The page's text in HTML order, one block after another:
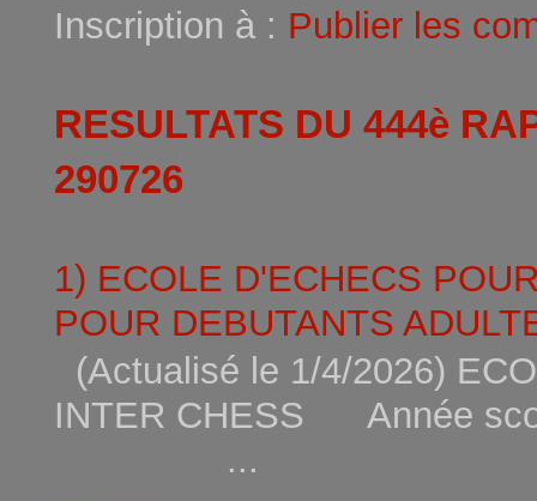
Inscription à : Publier les
RESULTATS DU 444è
290726
1) ECOLE D'ECHECS
POUR DEBUTANTS
(Actualisé le 1/4/2026)
INTER CHESS Année
...